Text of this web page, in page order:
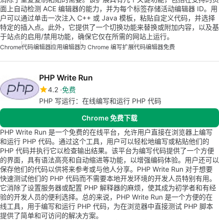
面上自动检测 ACE 编辑器的能力，并为每个标签存储活动编辑器 ID。用
户可以通过单击一次注入 C++ 或 Java 模板，粘贴自定义代码，并选择
特定的插入点。此外，它提供了一个切换功能来替换或附加内容，以及基
于站点的启用/禁用功能，确保它仅在所需的网站上运行。
Chrome代码编辑器应用编辑器为 Chrome 编写扩展代码编辑器免费
PHP Write Run
4.2 免费
PHP 写运行：在线编写和运行 PHP 代码
Chrome 免费下载
PHP Write Run 是一个免费的在线平台，允许用户直接在浏览器上编写
和运行 PHP 代码。通过这个工具，用户可以轻松地编写或粘贴他们的
PHP 代码并执行它以检查输出结果。该平台为编写代码提供了一个方便
的界面，具有语法高亮和自动缩进等功能，以增强编码体验。用户还可以
保存他们的代码以供将来参考或与他人分享。PHP Write Run 对于想要
快速测试他们的 PHP 代码而不需要本地开发环境的开发人员特别有用。
它消除了设置服务器或配置 PHP 解释器的麻烦，使其成为初学者和有经
验的开发人员的便利选择。总的来说，PHP Write Run 是一个方便的在
线工具，用于编写和运行 PHP 代码，为在浏览器中直接测试 PHP 脚本
提供了简单和可访问的解决方案。